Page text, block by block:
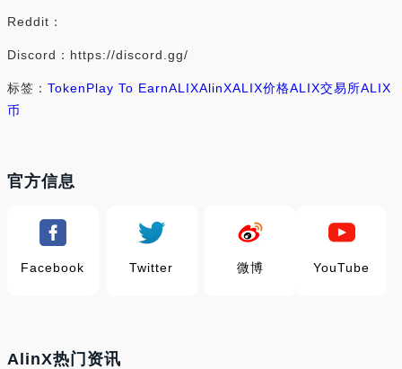
Reddit：
Discord：https://discord.gg/
标签： TokenPlay To EarnALIXAlinXALIX价格ALIX交易所ALIX
币
官方信息
Facebook Twitter 微博 YouTube
AlinX热门资讯